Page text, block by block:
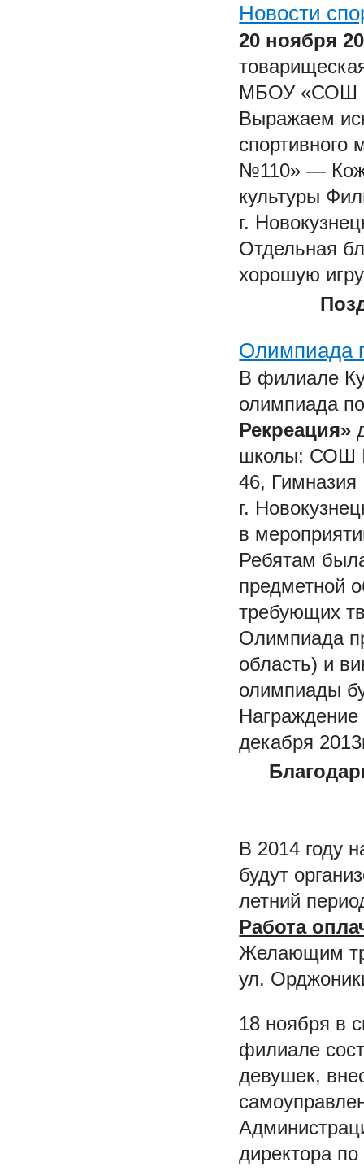
Новости
20 ноября
МБОУ «СОШ №
Выражаем
№110» —
культуры
г.
Отдельная
хорошую
Олимпиада
В филиале
олимпиада
Рекреация»
школы: СОШ
46,
г.
в
Ребятам
предметной
требующих
Олимпиада
область) и
олимпиады
декабря
В 2014 году
будут
летний
Работа
Желающим
ул.
18 ноября в
филиале
девушек,
директора